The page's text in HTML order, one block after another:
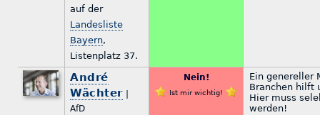
auf der
Landesliste
Bayern,
Listenplatz 37.
André
Wächter|
AfD
Nein!
Ist mir wichtig!
Ein genereller
Branchen hilft
Hier muss
werden!